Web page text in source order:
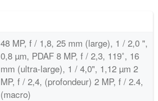
48 MP, f / 1,8, 25 mm (large), 1 / 2,0 ",
0,8 µm, PDAF 8 MP, f / 2,3, 119˚, 16
mm (ultra-large), 1 / 4,0", 1,12 µm 2
MP, f / 2,4, (profondeur) 2 MP, f / 2.4,
(macro)